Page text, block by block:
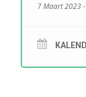
7 Maart 2023